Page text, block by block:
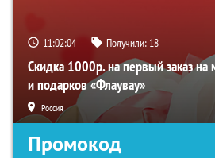
11:02:02 Получили: 18
Скидка 1000р. на первый заказ на
и подарков «Флаувау»
Россия
Промокод